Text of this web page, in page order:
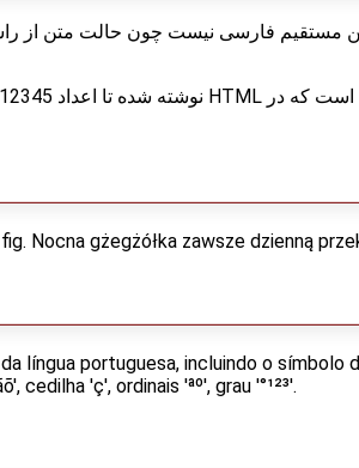
مستقیم فارسی نیست چون حالت متن از
Nocna gżegżółka zawsze dzienną
língua portuguesa, incluindo o símbolo
cedilha 'ç', ordinais 'ªº', grau '°¹²³'.